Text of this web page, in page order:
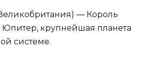
— Король
Юпитер, крупнейшая планета
системе.